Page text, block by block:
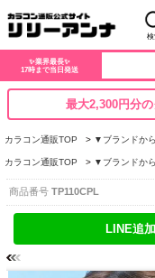
✨業界最長✨
17時まで当日発送
最大2,300円分
カラコン通販TOP ▼ブランドか
カラコン通販TOP ▼ブランドか
商品番号 TP110CPL
LINE追